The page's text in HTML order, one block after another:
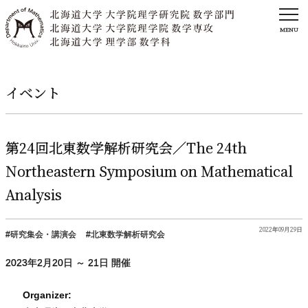
MENU
イベント
第24回北東数学解析研究会／The 24th
Northeastern Symposium on Mathematical
Analysis
研究集会・講演会 北東数学解析研究会
2022年09月29日
2023年2月20日 ～ 21日 開催
Organizer: